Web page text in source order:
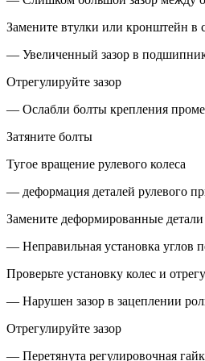
Замените втулки или кронштейн в
— Увеличенный зазор в
Отрегулируйте зазор
— Ослабли болты крепления
Затяните болты
Тугое вращение
— деформация деталей рулевого
Замените деформированные детали
— Неправильная установка углов
Проверьте установку колес и
— Нарушен зазор в зацеплении
Отрегулируйте зазор
— Перетянута регулировочная